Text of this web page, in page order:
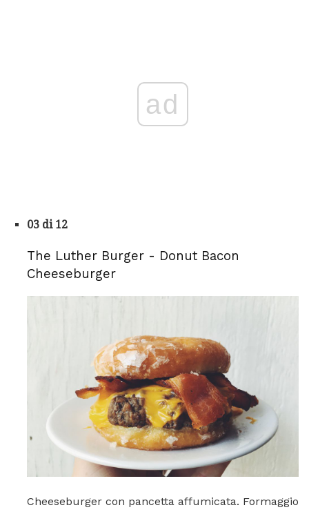
ad
03 di 12
The Luther Burger - Donut Bacon
Cheeseburger
Cheeseburger con pancetta affumicata. Formaggio